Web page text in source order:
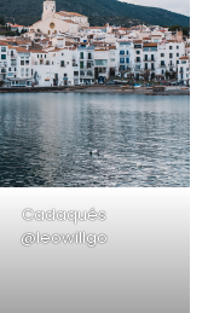
Cadaqués
@leowillgo